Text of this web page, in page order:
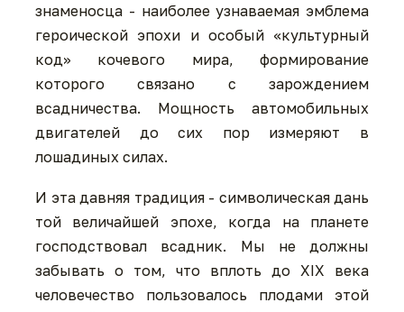
знаменосца - наиболее узнаваемая эмблема
героической эпохи и особый «культурный
код» кочевого мира, формирование
которого связано с зарождением
всадничества. Мощность автомобильных
двигателей до сих пор измеряют в
лошадиных силах.
И эта давняя традиция - символическая дань
той величайшей эпохе, когда на планете
господствовал всадник. Мы не должны
забывать о том, что вплоть до XIX века
человечество пользовалось плодами этой